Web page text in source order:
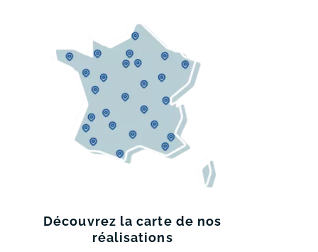
Découvrez la carte de nos
réalisations